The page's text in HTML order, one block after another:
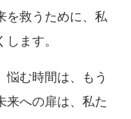
を救うために、私
ます。
悩む時間は、もう
来への扉は、私た